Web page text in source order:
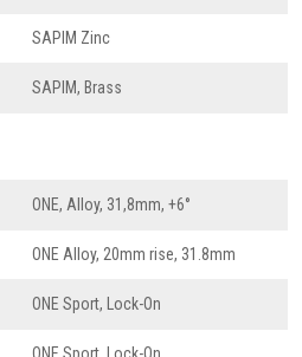
SAPIM Zinc
SAPIM, Brass
ONE, Alloy, 31,8mm, +6°
ONE Alloy, 20mm rise, 31.8mm
ONE Sport, Lock-On